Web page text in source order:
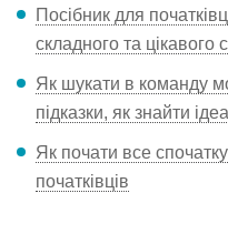
Посібник для
складного та цікавого
Як шукати в команду
підказки, як знайти
Як почати все
початківців